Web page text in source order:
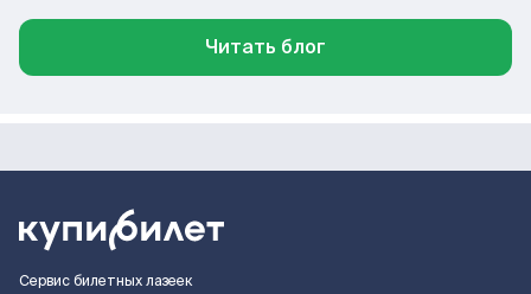
Читать блог
Сервис билетных лазеек